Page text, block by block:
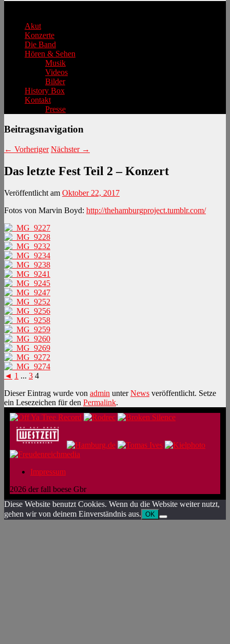
Akut
Konzerte
Die Band
Hören & Sehen
Musik
Videos
Bilder
History Box
Kontakt
Presse
Beitragsnavigation
← Vorheriger Nächster →
Das letzte Fest Teil 2 – Konzert
Veröffentlicht am Oktober 22, 2017
Fotos von Marvin Boyd: http://thehamburgproject.tumblr.com/
◄ 1 ... 3 4
Dieser Eintrag wurde von admin unterNews veröffentlicht. Setze
ein Lesezeichen für den Permalink.
Impressum
2026 der fall boese Gbr
Diese Website benutzt Cookies. Wenn du die Website weiter nutzt,
gehen wir von deinem Einverständnis aus. OK